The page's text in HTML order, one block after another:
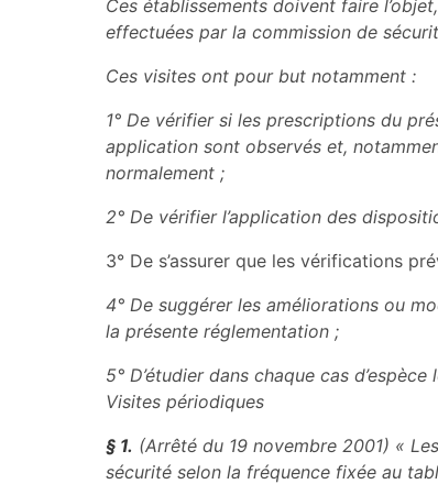
Ces établissements doivent faire
effectuées par la commission de
Ces visites ont pour but notamment :
1° De vérifier si les prescriptions du
application sont observés et,
normalement ;
2° De vérifier l’application des
3° De s’assurer que les vérifications
4° De suggérer les améliorations ou
la présente réglementation ;
5° D’étudier dans chaque cas
Visites périodiques
§ 1. (Arrêté du 19 novembre 2001) «
sécurité selon la fréquence fixée au